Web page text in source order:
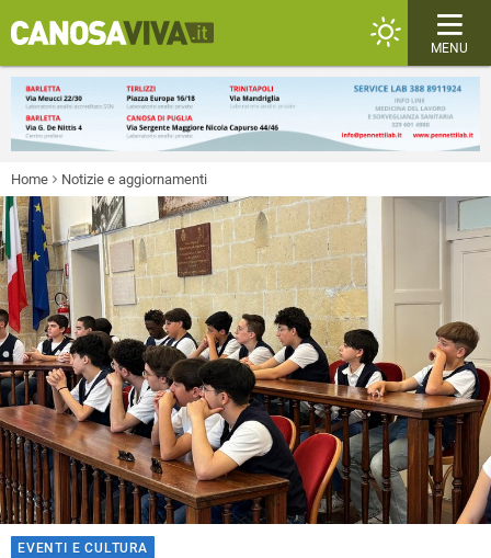
MENU
Home Notizie e aggiornamenti
EVENTI E CULTURA